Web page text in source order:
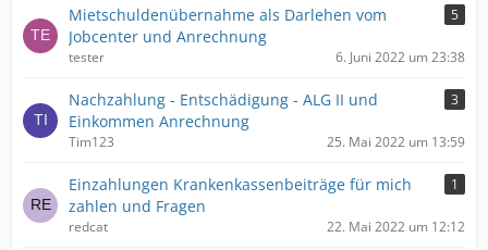
Mietschuldenübernahme als Darlehen vom
Jobcenter und Anrechnung
5
tester 6. Juni 2022 um 23:38
Nachzahlung - Entschädigung - ALG II und
Einkommen Anrechnung
3
Tim123 25. Mai 2022 um 13:59
Einzahlungen Krankenkassenbeiträge für mich
zahlen und Fragen
1
redcat 22. Mai 2022 um 12:12